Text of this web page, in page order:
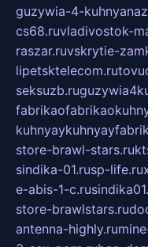
guzywia-4-
cs68.ruvladivostok-
raszar.ruvskrytie-
lipetsktelecom.ru
seksuzb.ru
store-brawl-stars.ru
sindika-01.rusp-life.ru
e-abis-1-c.ru
store-brawlstars.ru
antenna-highly.ru